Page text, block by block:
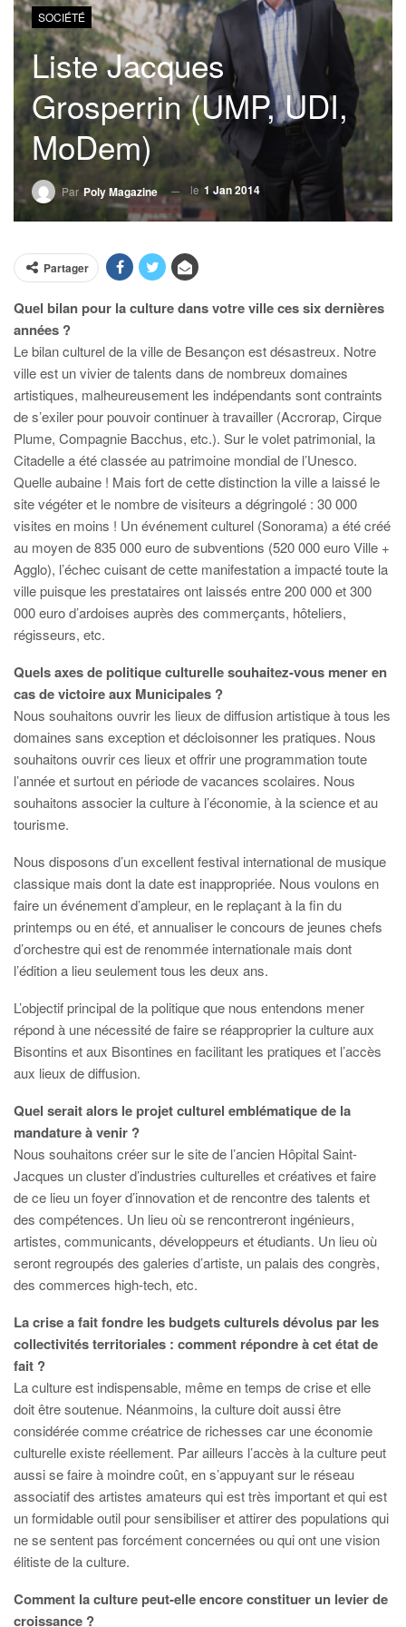
SOCIÉTÉ
Liste Jacques
Grosperrin (UMP, UDI,
MoDem)
Par Poly Magazine le 1 Jan 2014
Partager
Quel bilan pour la culture dans votre ville ces six dernières
années ?
Le bilan culturel de la ville de Besançon est désastreux. Notre
ville est un vivier de talents dans de nombreux domaines
artistiques, malheureusement les indépendants sont contraints
de s’exiler pour pouvoir continuer à travailler (Accrorap, Cirque
Plume, Compagnie Bacchus, etc.). Sur le volet patrimonial, la
Citadelle a été classée au patrimoine mondial de l’Unesco.
Quelle aubaine ! Mais fort de cette distinction la ville a laissé le
site végéter et le nombre de visiteurs a dégringolé : 30 000
visites en moins ! Un événement culturel (Sonorama) a été créé
au moyen de 835 000 euro de subventions (520 000 euro Ville +
Agglo), l’échec cuisant de cette manifestation a impacté toute la
ville puisque les prestataires ont laissés entre 200 000 et 300
000 euro d’ardoises auprès des commerçants, hôteliers,
régisseurs, etc.
Quels axes de politique culturelle souhaitez-vous mener en
cas de victoire aux Municipales ?
Nous souhaitons ouvrir les lieux de diffusion artistique à tous les
domaines sans exception et décloisonner les pratiques. Nous
souhaitons ouvrir ces lieux et offrir une programmation toute
l’année et surtout en période de vacances scolaires. Nous
souhaitons associer la culture à l’économie, à la science et au
tourisme.
Nous disposons d’un excellent festival international de musique
classique mais dont la date est inappropriée. Nous voulons en
faire un événement d’ampleur, en le replaçant à la fin du
printemps ou en été, et annualiser le concours de jeunes chefs
d’orchestre qui est de renommée internationale mais dont
l’édition a lieu seulement tous les deux ans.
L’objectif principal de la politique que nous entendons mener
répond à une nécessité de faire se réapproprier la culture aux
Bisontins et aux Bisontines en facilitant les pratiques et l’accès
aux lieux de diffusion.
Quel serait alors le projet culturel emblématique de la
mandature à venir ?
Nous souhaitons créer sur le site de l’ancien Hôpital Saint-
Jacques un cluster d’industries culturelles et créatives et faire
de ce lieu un foyer d’innovation et de rencontre des talents et
des compétences. Un lieu où se rencontreront ingénieurs,
artistes, communicants, développeurs et étudiants. Un lieu où
seront regroupés des galeries d’artiste, un palais des congrès,
des commerces high-tech, etc.
La crise a fait fondre les budgets culturels dévolus par les
collectivités territoriales : comment répondre à cet état de
fait ?
La culture est indispensable, même en temps de crise et elle
doit être soutenue. Néanmoins, la culture doit aussi être
considérée comme créatrice de richesses car une économie
culturelle existe réellement. Par ailleurs l’accès à la culture peut
aussi se faire à moindre coût, en s’appuyant sur le réseau
associatif des artistes amateurs qui est très important et qui est
un formidable outil pour sensibiliser et attirer des populations qui
ne se sentent pas forcément concernées ou qui ont une vision
élitiste de la culture.
Comment la culture peut-elle encore constituer un levier de
croissance ?